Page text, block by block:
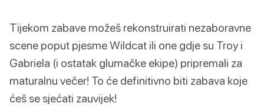
Tijekom zabave možeš rekonstruirati nezaboravne
scene poput pjesme Wildcat ili one gdje su Troy i
Gabriela (i ostatak glumačke ekipe) pripremali za
maturalnu večer! To će definitivno biti zabava koje
ćeš se sjećati zauvijek!